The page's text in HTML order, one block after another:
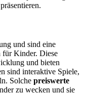
und sind eine
für Kinder. Diese
und bieten
sind interaktive Spiele,
Solche preiswerte
zu wecken und sie